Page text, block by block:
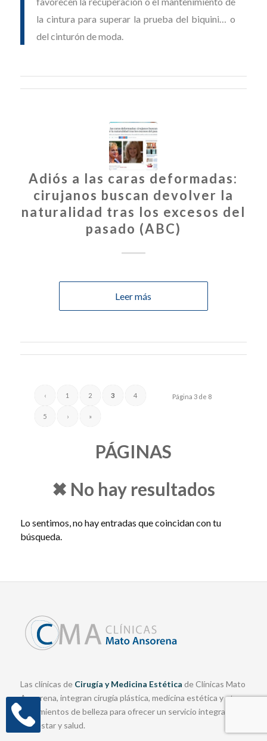
la cintura para superar la prueba del biquini… o
del cinturón de moda.
Adiós a las caras deformadas:
cirujanos buscan devolver la
naturalidad tras los excesos del
pasado (ABC)
Leer más
Página 3 de 8
‹ 1 2 3 4
5 › »
PÁGINAS
✖ No hay resultados
Lo sentimos, no hay entradas que coincidan con tu
búsqueda.
Las clínicas de Cirugía y Medicina Estética de Clínicas Mato
Ansorena, integran cirugía plástica, medicina estética y otros
tratamientos de belleza para ofrecer un servicio integral de
bienestar y salud.